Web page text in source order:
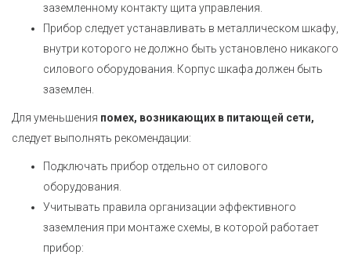
заземленному контакту щита управления.
Прибор следует устанавливать в металлическом шкафу,
внутри которого не должно быть установлено никакого
силового оборудования. Корпус шкафа должен быть
заземлен.
Для уменьшения помех, возникающих в питающей сети,
следует выполнять рекомендации:
Подключать прибор отдельно от силового
оборудования.
Учитывать правила организации эффективного
заземления при монтаже схемы, в которой работает
прибор: